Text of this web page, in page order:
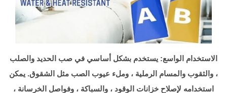
الاستخدام الواسع: يستخدم بشكل أساسي في صب الحديد والصلب
، والثقوب والمسام الرملية ، وملء عيوب الصب مثل الشقوق. يمكن
استخدامه لإصلاح خزانات الوقود ، والسباكة ، وفواصل الخرسانة ،